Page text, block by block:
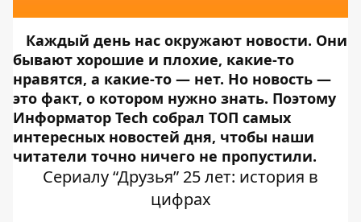
Каждый день нас окружают новости. Они
бывают хорошие и плохие, какие-то
нравятся, а какие-то — нет. Но новость —
это факт, о котором нужно знать. Поэтому
Информатор Tech собрал ТОП самых
интересных новостей дня, чтобы наши
читатели точно ничего не пропустили.
Сериалу “Друзья” 25 лет: история в
цифрах